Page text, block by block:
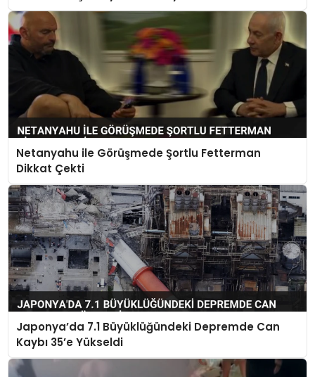
Netanyahu ile Görüşmede Şortlu Fetterman
Dikkat Çekti
Japonya’da 7.1 Büyüklüğündeki Depremde Can
Kaybı 35’e Yükseldi